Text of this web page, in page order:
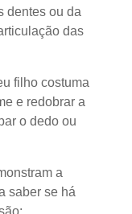
dentes ou da
das
filho costuma
e redobrar a
o dedo ou
a
saber se há